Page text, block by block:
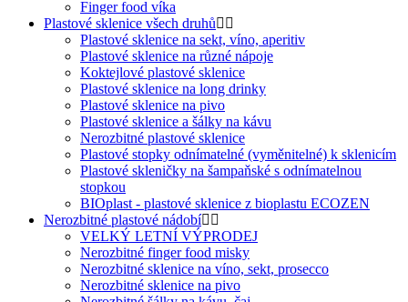
Finger food víka
Plastové sklenice všech druhů
Plastové sklenice na sekt, víno, aperitiv
Plastové sklenice na různé nápoje
Koktejlové plastové sklenice
Plastové sklenice na long drinky
Plastové sklenice na pivo
Plastové sklenice a šálky na kávu
Nerozbitné plastové sklenice
Plastové stopky odnímatelné (vyměnitelné) k sklenicím
Plastové skleničky na šampaňské s odnímatelnou
stopkou
BIOplast - plastové sklenice z bioplastu ECOZEN
Nerozbitné plastové nádobí
VELKÝ LETNÍ VÝPRODEJ
Nerozbitné finger food misky
Nerozbitné sklenice na víno, sekt, prosecco
Nerozbitné sklenice na pivo